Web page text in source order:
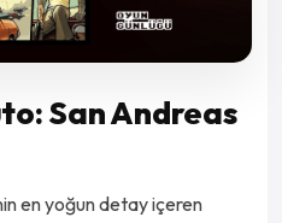
San Andreas
en yoğun detay içeren